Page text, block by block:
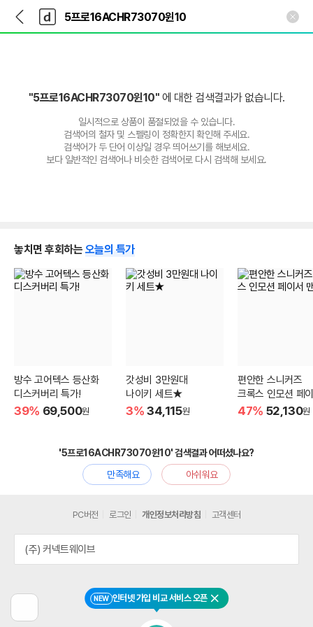
다
나
와
가
다
와
"5프로16ACHR73070윈10" 에 대한 검색결과가 없습니다.
일시적으로 상품이 품절되었을 수 있습니다.
검색어의 철자 및 스펠링이 정확한지 확인해 주세요.
검색어가 두 단어 이상일 경우 띄어쓰기를 해보세요.
보다 일반적인 검색어나 비슷한 검색어로 다시 검색해 보세요.
놓치면 후회하는 오늘의 특가
방수 고어텍스 등산화
디스커버리 특가!
39% 69,500원
갓성비 3만원대
나이키 세트★
3% 34,115원
편안한 스니커즈
크록스 인모션 페
47% 52,130원
'5프로16ACHR73070윈10' 검색결과 어떠셨나요?
만족해요
아쉬워요
전
NEW 인터넷 가입 비교 서비스 오픈 닫기
PC버전 로그인 개인정보처리방침 고객센터
(주) 커넥트웨이브